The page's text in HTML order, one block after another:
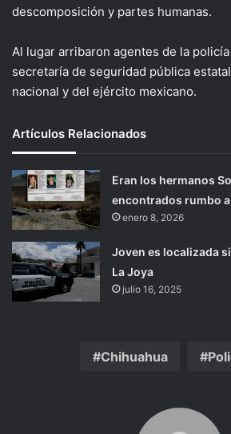
descomposición y partes humanas.
Al lugar arribaron agentes de la
secretaría de seguridad pública
nacional y del ejército mexicano.
Artículos Relacionados
Eran los hermanos
encontrados rumbo
enero 8, 2026
Joven es localizada
La Joya
julio 16, 2025
Chihuahua